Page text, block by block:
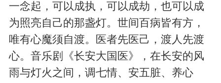
一念起，可以成执，可以成劫，也可以成
为照亮自己的那盏灯。世间百病皆有方，
唯有心魔须自渡。医者先医己，渡人先渡
心。音乐剧《长安大国医》，在长安的风
雨与灯火之间，调七情、安五脏、养心